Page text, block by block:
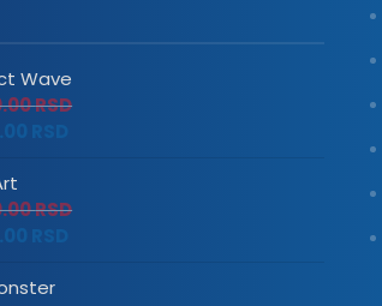
Wave
RSD
RSD